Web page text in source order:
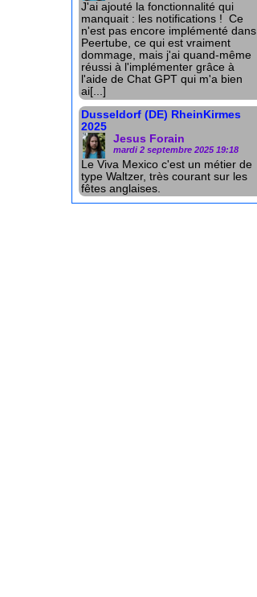
J'ai ajouté la fonctionnalité qui
manquait : les notifications ! Ce
n'est pas encore implémenté dans
Peertube, ce qui est vraiment
dommage, mais j'ai quand-même
réussi à l'implémenter grâce à
l'aide de Chat GPT qui m'a bien
ai[...]
Dusseldorf (DE) RheinKirmes
2025
Jesus Forain
mardi 2 septembre 2025 19:18
Le Viva Mexico c'est un métier de
type Waltzer, très courant sur les
fêtes anglaises.